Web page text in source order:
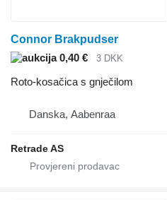
Connor Brakpudser
0,40 €
3 DKK
Roto-kosačica s gnječilom
Danska, Aabenraa
Retrade AS